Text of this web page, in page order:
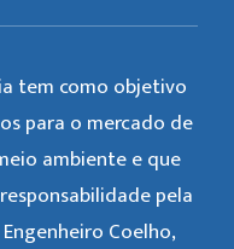
tem como objetivo
para o mercado de
ambiente e que
pela
Coelho,